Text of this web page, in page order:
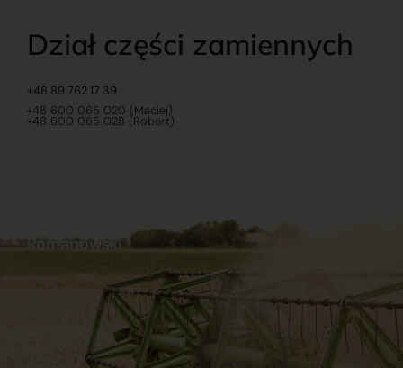
Dział części zamiennych
+48 89 762 17 39
+48 600 065 020 (Maciej)
+48 600 065 028 (Robert)
Romanowski
Sklep internetowy
Praca
Ubezpieczenia